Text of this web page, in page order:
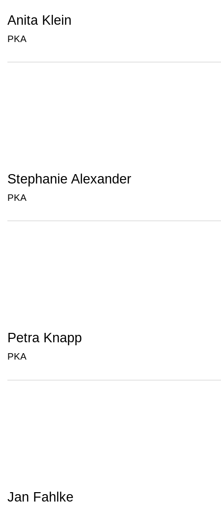
Anita Klein
PKA
Stephanie Alexander
PKA
Petra Knapp
PKA
Jan Fahlke